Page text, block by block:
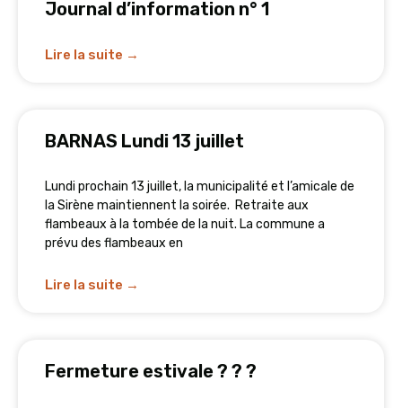
Journal d’information n° 1
Lire la suite →
BARNAS Lundi 13 juillet
Lundi prochain 13 juillet, la municipalité et l’amicale de
la Sirène maintiennent la soirée. Retraite aux
flambeaux à la tombée de la nuit. La commune a
prévu des flambeaux en
Lire la suite →
Fermeture estivale ? ? ?️